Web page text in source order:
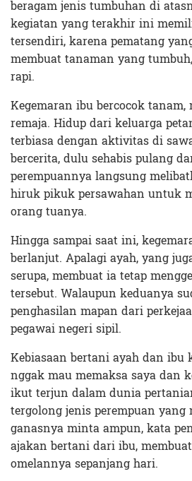
beragam jenis tumbuhan di
kegiatan yang terakhir ini
tersendiri, karena pematang
membuat tanaman yang
rapi.
Kegemaran ibu bercocok
remaja. Hidup dari keluarga
terbiasa dengan aktivitas di
bercerita, dulu sehabis pulang
perempuannya langsung
hiruk pikuk persawahan untuk
orang tuanya.
Hingga sampai saat ini,
berlanjut. Apalagi ayah, yang
serupa, membuat ia tetap
tersebut. Walaupun keduanya
penghasilan mapan dari
pegawai negeri sipil.
Kebiasaan bertani ayah dan ibu
nggak mau memaksa saya dan
ikut terjun dalam dunia
tergolong jenis perempuan
ganasnya minta ampun, kata
ajakan bertani dari ibu,
omelannya sepanjang hari.